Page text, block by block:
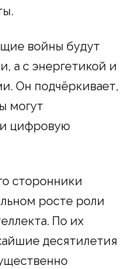
войны будут
а с энергетикой и
Он подчёркивает,
могут
и цифровую
сторонники
росте роли
По их
десятилетия